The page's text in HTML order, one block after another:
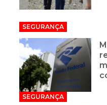
SEGURANÇA
SEGURANÇA